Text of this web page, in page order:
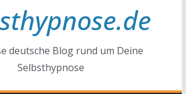
deutsche Blog rund um Deine
Selbsthypnose